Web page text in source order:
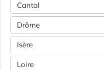
Cantal
Drôme
Isère
Loire